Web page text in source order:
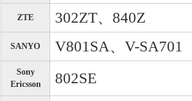
ZTE 302ZT、840Z
SANYO V801SA、V-SA701
Sony
Ericsson
802SE